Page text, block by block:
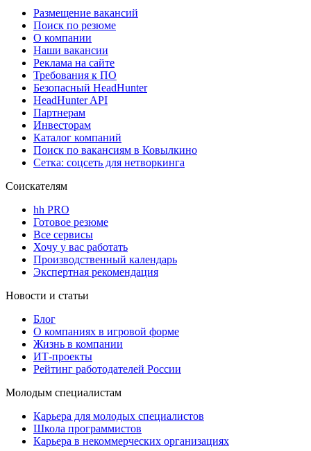
Размещение вакансий
Поиск по резюме
О компании
Наши вакансии
Реклама на сайте
Требования к ПО
Безопасный HeadHunter
HeadHunter API
Партнерам
Инвесторам
Каталог компаний
Поиск по вакансиям в Ковылкино
Сетка: соцсеть для нетворкинга
Соискателям
hh PRO
Готовое резюме
Все сервисы
Хочу у вас работать
Производственный календарь
Экспертная рекомендация
Новости и статьи
Блог
О компаниях в игровой форме
Жизнь в компании
ИТ-проекты
Рейтинг работодателей России
Молодым специалистам
Карьера для молодых специалистов
Школа программистов
Карьера в некоммерческих организациях